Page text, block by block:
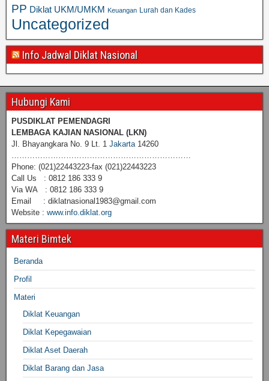
PP Diklat UKM/UMKM Keuangan Lurah dan Kades
Uncategorized
Info Jadwal Diklat Nasional
Hubungi Kami
PUSDIKLAT PEMENDAGRI
LEMBAGA KAJIAN NASIONAL (LKN)
Jl. Bhayangkara No. 9 Lt. 1 Jakarta14260
……………………………………………………………
Phone: (021)22443223-fax (021)22443223
Call Us : 0812 186 333 9
Via WA : 0812 186 333 9
Email : diklatnasional1983@gmail.com
Website : www.info.diklat.org
Materi Bimtek
Beranda
Profil
Materi
Diklat Keuangan
Diklat Kepegawaian
Diklat Aset Daerah
Diklat Barang dan Jasa